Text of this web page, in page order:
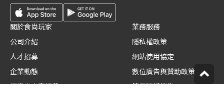
關於食尚玩家
公司介紹
人才招募
企業動態
優惠券店家招募
業務服務
隱私權政策
網站使用協定
數位廣告與贊助政策
節目版權銷售